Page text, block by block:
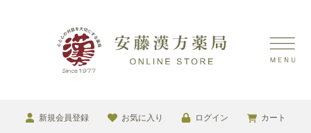
新規会員登録 お気に入り ログイン カート